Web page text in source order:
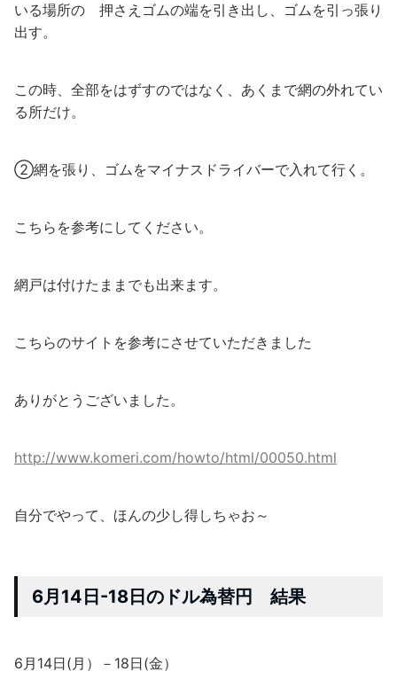
いる場所の 押さえゴムの端を引き出し、ゴムを引っ張り
出す。
この時、全部をはずすのではなく、あくまで網の外れてい
る所だけ。
②網を張り、ゴムをマイナスドライバーで入れて行く。
こちらを参考にしてください。
網戸は付けたままでも出来ます。
こちらのサイトを参考にさせていただきました
ありがとうございました。
http://www.komeri.com/howto/html/00050.html
自分でやって、ほんの少し得しちゃお～
6月14日-18日のドル為替円 結果
6月14日(月）－18日(金）